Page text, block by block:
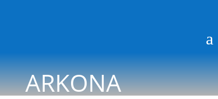
a
ARKONA